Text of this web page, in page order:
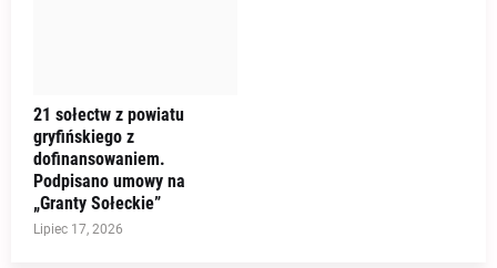
21 sołectw z powiatu
gryfińskiego z
dofinansowaniem.
Podpisano umowy na
„Granty Sołeckie”
Lipiec 17, 2026